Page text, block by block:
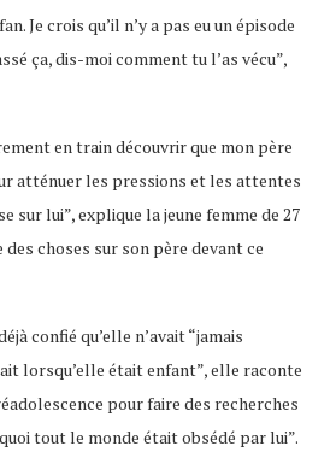
Je crois qu’il n’y a pas eu un épisode
ça, dis-moi comment tu l’as vécu”,
en train découvrir que mon père
atténuer les pressions et les attentes
sur lui”, explique la jeune femme de 27
choses sur son père devant ce
confié qu’elle n’avait “jamais
lorsqu’elle était enfant”, elle raconte
pour faire des recherches
tout le monde était obsédé par lui”.